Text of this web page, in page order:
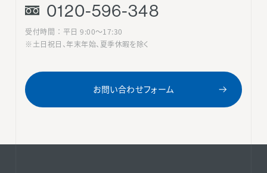
0120-596-348
受付時間 ： 平日 9:00〜17:30
※土日祝日、年末年始、夏季休暇を除く
お問い合わせフォーム